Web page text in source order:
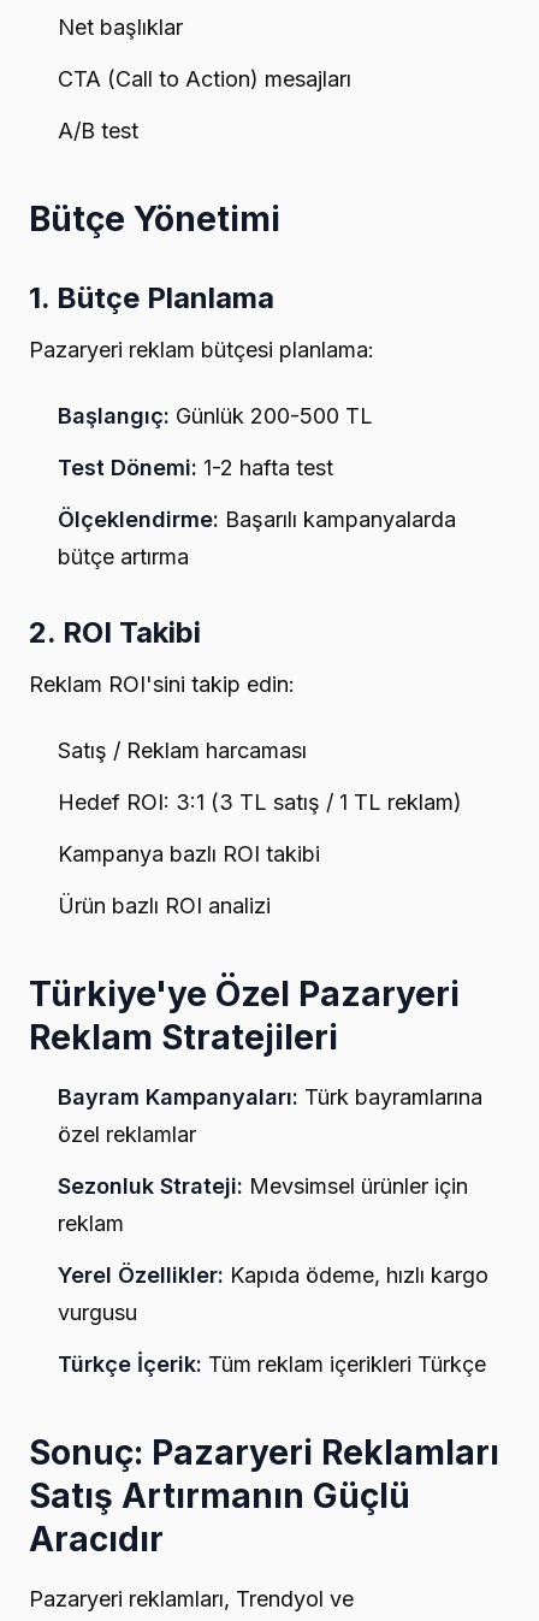
Net başlıklar
CTA (Call to Action) mesajları
A/B test
Bütçe Yönetimi
1. Bütçe Planlama
Pazaryeri reklam bütçesi planlama:
Başlangıç: Günlük 200-500 TL
Test Dönemi: 1-2 hafta test
Ölçeklendirme: Başarılı kampanyalarda
bütçe artırma
2. ROI Takibi
Reklam ROI'sini takip edin:
Satış / Reklam harcaması
Hedef ROI: 3:1 (3 TL satış / 1 TL reklam)
Kampanya bazlı ROI takibi
Ürün bazlı ROI analizi
Türkiye'ye Özel Pazaryeri
Reklam Stratejileri
Bayram Kampanyaları: Türk bayramlarına
özel reklamlar
Sezonluk Strateji: Mevsimsel ürünler için
reklam
Yerel Özellikler: Kapıda ödeme, hızlı kargo
vurgusu
Türkçe İçerik: Tüm reklam içerikleri Türkçe
Sonuç: Pazaryeri Reklamları
Satış Artırmanın Güçlü
Aracıdır
Pazaryeri reklamları, Trendyol ve